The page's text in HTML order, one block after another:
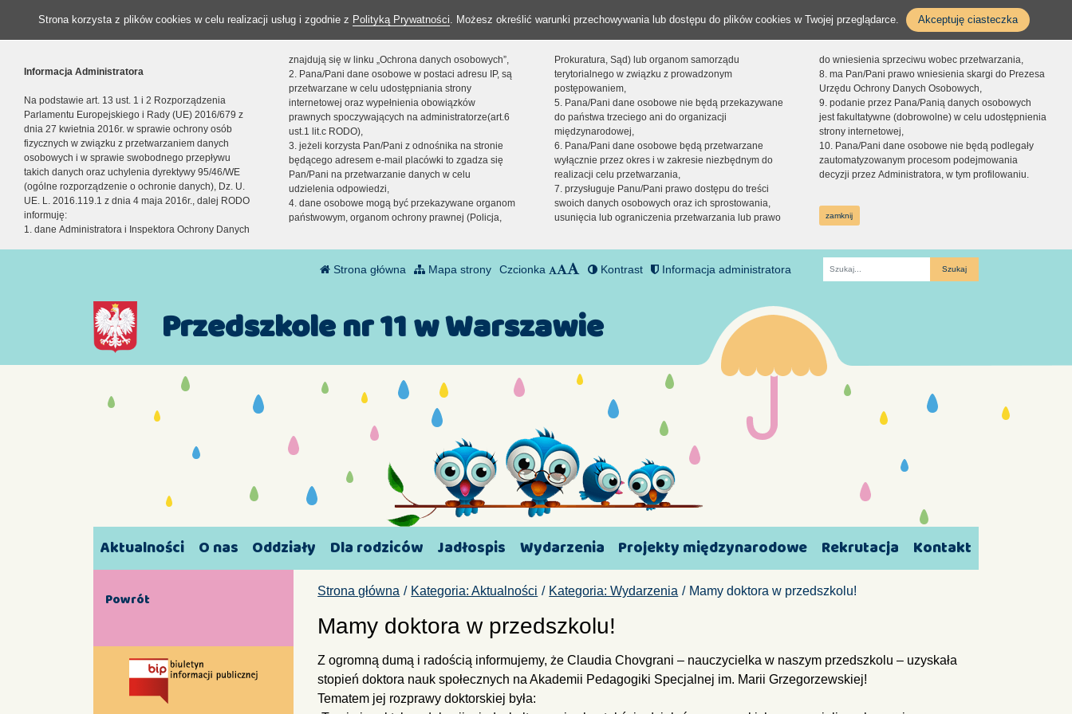
Strona korzysta z plików cookies w celu realizacji usług i zgodnie z Polityką Prywatności. Możesz określić warunki przechowywania lub dostępu do plików cookies w Twojej przeglądarce. Akceptuję ciasteczka
Informacja Administratora
Na podstawie art. 13 ust. 1 i 2 Rozporządzenia
Parlamentu Europejskiego i Rady (UE) 2016/679 z
dnia 27 kwietnia 2016r. w sprawie ochrony osób
fizycznych w związku z przetwarzaniem danych
osobowych i w sprawie swobodnego przepływu
takich danych oraz uchylenia dyrektywy 95/46/WE
(ogólne rozporządzenie o ochronie danych), Dz. U.
UE. L. 2016.119.1 z dnia 4 maja 2016r., dalej RODO
informuję:
1. dane Administratora i Inspektora Ochrony Danych
znajdują się w linku „Ochrona danych osobowych”,
2. Pana/Pani dane osobowe w postaci adresu IP, są
przetwarzane w celu udostępniania strony
internetowej oraz wypełnienia obowiązków
prawnych spoczywających na administratorze(art.6
ust.1 lit.c RODO),
3. jeżeli korzysta Pan/Pani z odnośnika na stronie
będącego adresem e-mail placówki to zgadza się
Pan/Pani na przetwarzanie danych w celu
udzielenia odpowiedzi,
4. dane osobowe mogą być przekazywane organom
państwowym, organom ochrony prawnej (Policja,
Prokuratura, Sąd) lub organom samorządu
terytorialnego w związku z prowadzonym
postępowaniem,
5. Pana/Pani dane osobowe nie będą przekazywane
do państwa trzeciego ani do organizacji
międzynarodowej,
6. Pana/Pani dane osobowe będą przetwarzane
wyłącznie przez okres i w zakresie niezbędnym do
realizacji celu przetwarzania,
7. przysługuje Panu/Pani prawo dostępu do treści
swoich danych osobowych oraz ich sprostowania,
usunięcia lub ograniczenia przetwarzania lub prawo
do wniesienia sprzeciwu wobec przetwarzania,
8. ma Pan/Pani prawo wniesienia skargi do Prezesa
Urzędu Ochrony Danych Osobowych,
9. podanie przez Pana/Panią danych osobowych
jest fakultatywne (dobrowolne) w celu udostępnienia
strony internetowej,
10. Pana/Pani dane osobowe nie będą podlegały
zautomatyzowanym procesom podejmowania
decyzji przez Administratora, w tym profilowaniu.
zamknij
Strona główna Mapa strony Czcionka Kontrast Informacja administratora
Fraza
Przedszkole nr 11 w Warszawie
Aktualności O nas Oddziały Dla rodziców Jadłospis Wydarzenia Projekty międzynarodowe Rekrutacja Kontakt
Strona główna Kategoria: Aktualności Kategoria: Wydarzenia Mamy doktora w przedszkolu!
Mamy doktora w przedszkolu!
Z ogromną dumą i radością informujemy, że Claudia Chovgrani – nauczycielka w naszym przedszkolu – uzyskała
stopień doktora nauk społecznych na Akademii Pedagogiki Specjalnej im. Marii Grzegorzewskiej!
Tematem jej rozprawy doktorskiej była:
Powrót